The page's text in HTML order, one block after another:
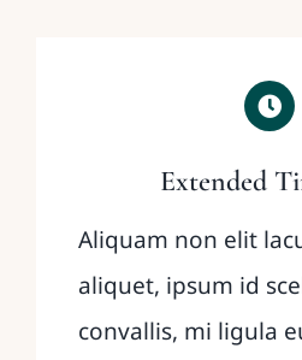
Extended
Aliquam non elit
aliquet, ipsum id
convallis, mi ligula